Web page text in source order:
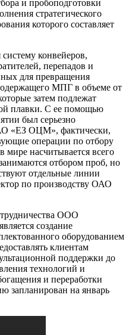
и пробоподготовки
стратегического
которого составляет
систему конвейеров,
перепадов и
для превращения
МПГ в объеме от
затем подлежат
плавки. С ее помощью
был серьезно
«ЕЗ ОЦМ», фактически,
операции по отбору
насчитывается всего
отбором проб, но
отдельные линии
по производству ОАО
ООО
создание
оборудованием
клиентам
поддержки до
технологий и
и переработки
запланирован на январь